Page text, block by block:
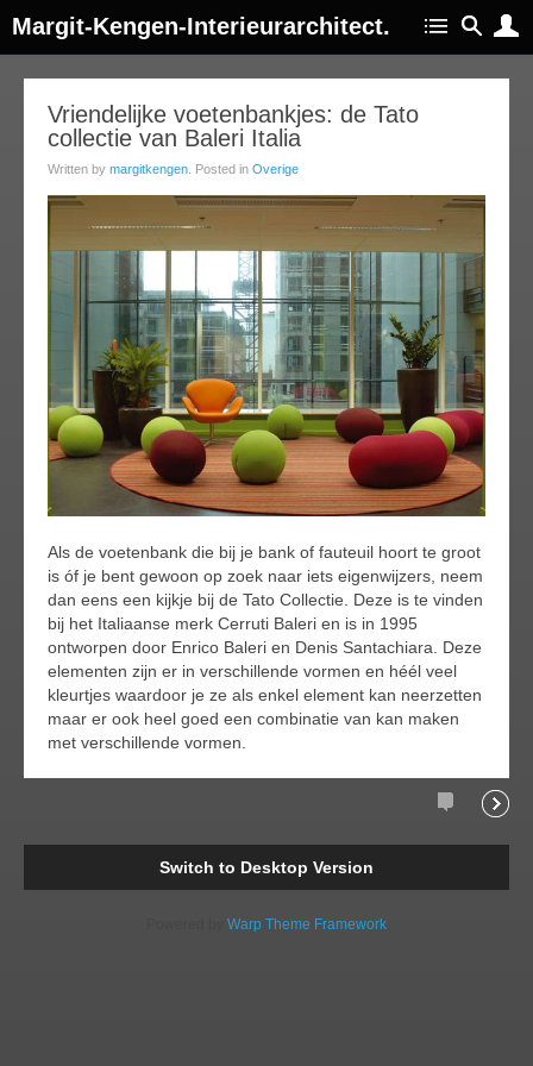
Margit-Kengen-Interieurarchitect.
Vriendelijke voetenbankjes: de Tato
collectie van Baleri Italia
Written by margitkengen . Posted in Overige
Als de voetenbank die bij je bank of fauteuil hoort te groot
is óf je bent gewoon op zoek naar iets eigenwijzers, neem
dan eens een kijkje bij de Tato Collectie. Deze is te vinden
bij het Italiaanse merk Cerruti Baleri en is in 1995
ontworpen door Enrico Baleri en Denis Santachiara. Deze
elementen zijn er in verschillende vormen en héél veel
kleurtjes waardoor je ze als enkel element kan neerzetten
maar er ook heel goed een combinatie van kan maken
met verschillende vormen.
Comments
Switch to Desktop Version
Warp Theme Framework